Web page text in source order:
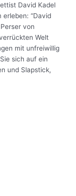
David Kadel
erleben: “David
von
Welt
mit unfreiwillig
sich auf ein
und Slapstick,